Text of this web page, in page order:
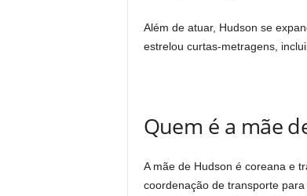
Além de atuar, Hudson se
estrelou curtas-metragens,
Quem é a mãe
A mãe de Hudson é coreana e
coordenação de transporte